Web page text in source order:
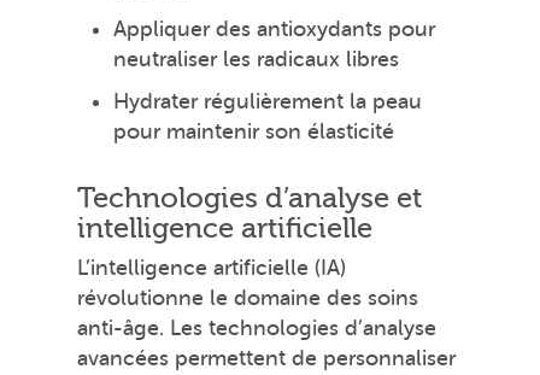
Appliquer des antioxydants pour
neutraliser les radicaux libres
Hydrater régulièrement la peau
pour maintenir son élasticité
Technologies d’analyse et
intelligence artificielle
L’intelligence artificielle (IA)
révolutionne le domaine des soins
anti-âge. Les technologies d’analyse
avancées permettent de personnaliser